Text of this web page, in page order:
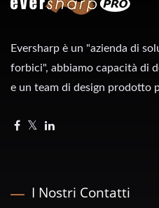
Eversharp è un "azienda di
forbici", abbiamo capacità di
e un team di design prodotto
I Nostri Contatti